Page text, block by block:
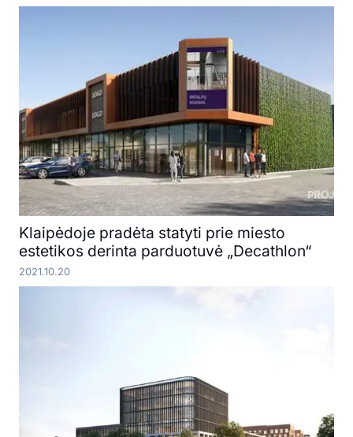
Klaipėdoje pradėta statyti prie miesto
estetikos derinta parduotuvė „Decathlon“
2021.10.20